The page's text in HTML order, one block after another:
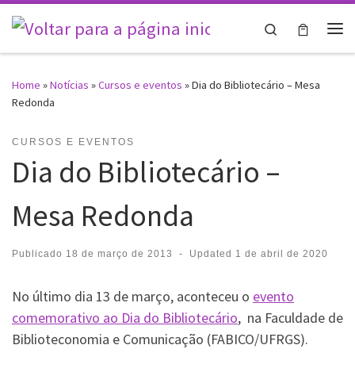
Skip to content
Search
Home »Notícias »Cursos e eventos »Dia do Bibliotecário – Mesa
Redonda
CURSOS E EVENTOS
Dia do Bibliotecário –
Mesa Redonda
Publicado 18 de março de 2013 - Updated 1 de abril de 2020
No último dia 13 de março, aconteceu o evento
comemorativo ao Dia do Bibliotecário, na Faculdade de
Biblioteconomia e Comunicação (FABICO/UFRGS).